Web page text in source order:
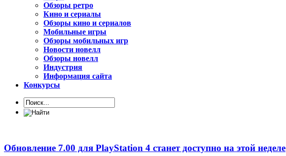
Обзоры ретро
Кино и сериалы
Обзоры кино и сериалов
Мобильные игры
Обзоры мобильных игр
Новости новелл
Обзоры новелл
Индустрия
Информация сайта
Конкурсы
Обновление 7.00 для PlayStation 4 станет доступно на этой неделе